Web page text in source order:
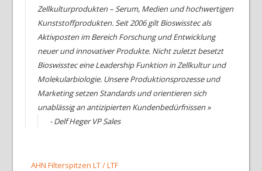
Zellkulturprodukten – Serum, Medien und hochwertigen
Kunststoffprodukten. Seit 2006 gilt Bioswisstec als
Aktivposten im Bereich Forschung und Entwicklung
neuer und innovativer Produkte. Nicht zuletzt besetzt
Bioswisstec eine Leadership Funktion in Zellkultur und
Molekularbiologie. Unsere Produktionsprozesse und
Marketing setzen Standards und orientieren sich
unablässig an antizipierten Kundenbedürfnissen »
- Delf Heger VP Sales
AHN Filterspitzen LT / LTF